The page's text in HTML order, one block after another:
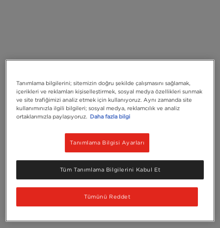
Servis adedi1
Tanımlama bilgilerini; sitemizin doğru şekilde çalışmasını sağlamak,
içerikleri ve reklamları kişiselleştirmek, sosyal medya özellikleri sunmak
ve site trafiğimizi analiz etmek için kullanıyoruz. Aynı zamanda site
kullanımınızla ilgili bilgileri; sosyal medya, reklamcılık ve analiz
ortaklarımızla paylaşıyoruz. Daha fazla bilgi
Tanımlama Bilgisi Ayarları
Tümünü Reddet
Tüm Tanımlama Bilgilerini Kabul Et